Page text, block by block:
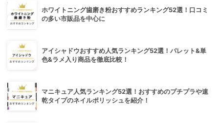
ホワイトニング歯磨き粉おすすめランキング52選！口コミ
の多い市販品を中心に
アイシャドウおすすめ人気ランキング52選！パレット&単
色&ラメ入り商品を徹底比較！
マニキュア人気ランキング52選！おすすめのプチプラや速
乾タイプのネイルポリッシュを紹介！